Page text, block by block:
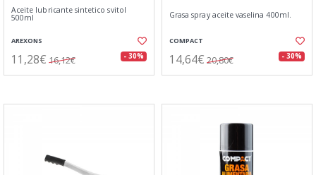
Aceite lubricante sintetico svitol
500ml
AREXONS
11,28€ 16,12€ - 30%
Grasa spray aceite vaselina 400ml.
COMPACT
14,64€ 20,80€ - 30%